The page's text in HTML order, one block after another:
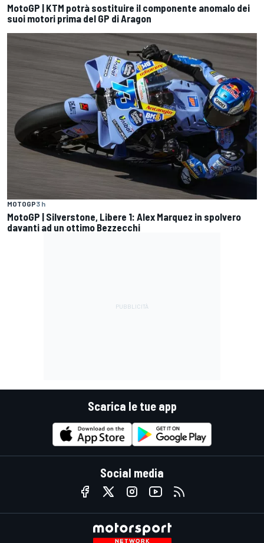
MotoGP | KTM potrà sostituire il componente anomalo dei
suoi motori prima del GP di Aragon
MOTOGP3 h
MotoGP | Silverstone, Libere 1: Alex Marquez in spolvero
davanti ad un ottimo Bezzecchi
Scarica le tue app
Social media